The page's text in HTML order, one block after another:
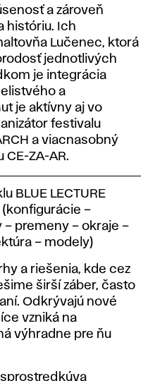
a zároveň
históriu. Ich
Lučenec, ktorá
jednotlivých
je integrácia
a
je aktívny aj vo
festivalu
a viacnasobný
CE-ZA-AR.
BLUE LECTURE
(konfigurácie –
premeny – okraje –
– modely)
a riešenia, kde cez
širší záber, často
Odkrývajú nové
vzniká na
výhradne pre ňu